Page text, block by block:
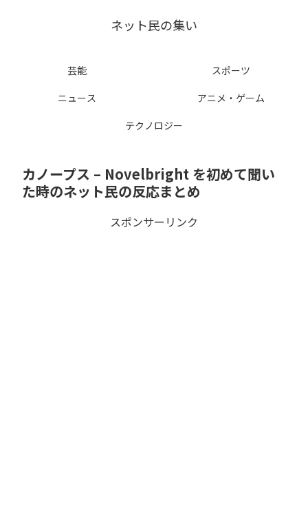
ネット民の集い
芸能
スポーツ
ニュース
アニメ・ゲーム
テクノロジー
カノープス – Novelbright を初めて聞い
た時のネット民の反応まとめ
スポンサーリンク